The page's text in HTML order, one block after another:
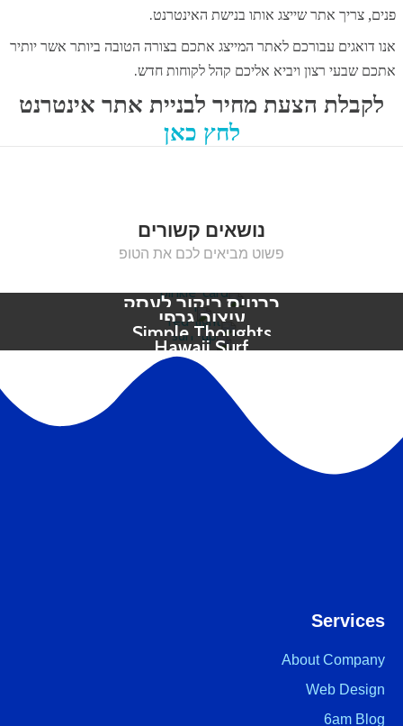
פנים, צריך אתר שייצג אותו בנישת האינטרנט.
אנו דואגים עבורכם לאתר המייצג אתכם בצורה הטובה ביותר אשר יותיר
אתכם שבעי רצון ויביא אליכם קהל לקוחות חדש.
לקבלת הצעת מחיר לבניית אתר אינטרנט
לחץ כאן
נושאים קשורים
פשוט מביאים לכם את הטופ
כרטיס ביקור לעסק
עיצוב גרפי
Simple Thoughts
Hawaii Surf
Services
About Company
Web Design
6am Blog